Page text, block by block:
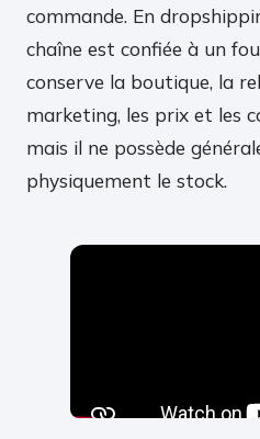
commande. En
chaîne est confiée à un
conserve la boutique, la
marketing, les prix et les
mais il ne possède
physiquement le stock.